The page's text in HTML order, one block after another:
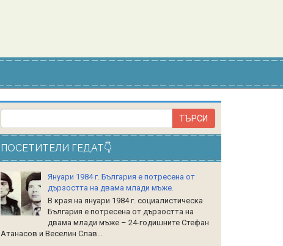
ПОСЕТИТЕЛИ ГЕДАТ👇
Януари 1984 г. България е потресена от
дързостта на двама млади мъже.
В края на януари 1984 г. социалистическа
България е потресена от дързостта на
двама млади мъже – 24-годишните Стефан
Атанасов и Веселин Слав...